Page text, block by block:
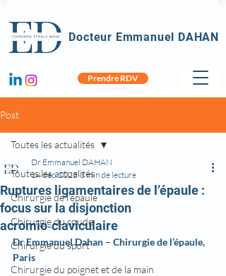
Docteur Emmanuel DAHAN
Prendre RDV
Post
Toutes les actualités
Chirurgie de l'épaule
Chirurgie du coude
Chirurgie du sport
Chirurgie du poignet et de la main
Toutes les actualités
Ruptures ligamentaires de l’épaule :
focus sur la disjonction
acromio‑claviculaire
Dr Emmanuel DAHAN
14 déc. 2025 3 min de lecture
Dr Emmanuel Dahan – Chirurgie de l’épaule,
Paris